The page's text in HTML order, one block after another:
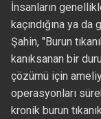
İnsanların
kaçındığına ya
Şahin, "Burun
kanıksanan bir
çözümü için
operasyonları
kronik burun